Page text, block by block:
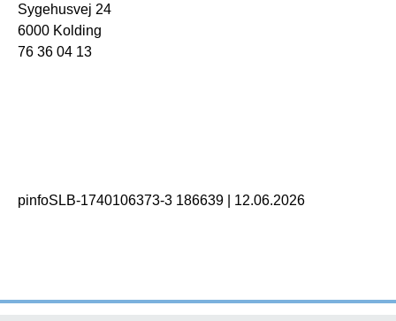
Sygehusvej 24
6000 Kolding
76 36 04 13
pinfoSLB-1740106373-3 186639 12.06.2026